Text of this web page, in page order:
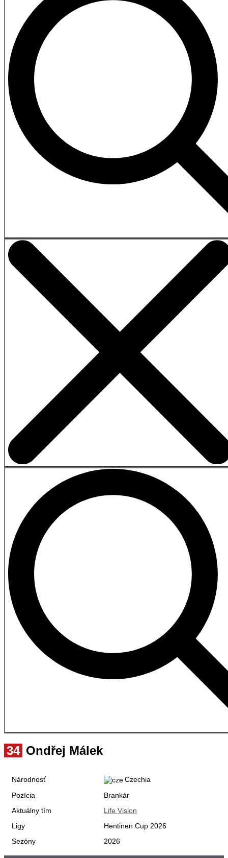
34 Ondřej Málek
Národnosť
Czechia
Pozícia
Brankár
Aktuálny tím
Life Vision
Ligy
Hentinen Cup 2026
Sezóny
2026